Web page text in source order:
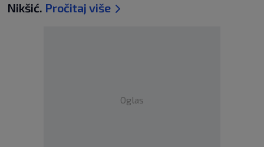
Nikšić. Pročitaj više
Oglas